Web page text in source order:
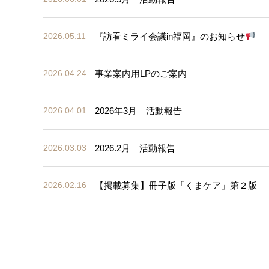
2026.05.11 『訪看ミライ会議in福岡』のお知らせ
2026.04.24 事業案内用LPのご案内
2026.04.01 2026年3月 活動報告
2026.03.03 2026.2月 活動報告
2026.02.16 【掲載募集】冊子版「くまケア」第２版